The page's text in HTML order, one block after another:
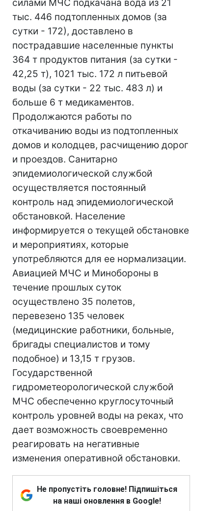
силами МЧС подкачана вода из 21
тыс. 446 подтопленных домов (за
сутки - 172), доставлено в
пострадавшие населенные пункты
364 т продуктов питания (за сутки -
42,25 т), 1021 тыс. 172 л питьевой
воды (за сутки - 22 тыс. 483 л) и
больше 6 т медикаментов.
Продолжаются работы по
откачиванию воды из подтопленных
домов и колодцев, расчищению дорог
и проездов. Санитарно
эпидемиологической службой
осуществляется постоянный
контроль над эпидемиологической
обстановкой. Население
информируется о текущей обстановке
и мероприятиях, которые
употребляются для ее нормализации.
Авиацией МЧС и Минобороны в
течение прошлых суток
осуществлено 35 полетов,
перевезено 135 человек
(медицинские работники, больные,
бригады специалистов и тому
подобное) и 13,15 т грузов.
Государственной
гидрометеорологической службой
МЧС обеспеченно круглосуточный
контроль уровней воды на реках, что
дает возможность своевременно
реагировать на негативные
изменения оперативной обстановки.
Не пропустіть головне! Підпишіться
на наші оновлення в Google!